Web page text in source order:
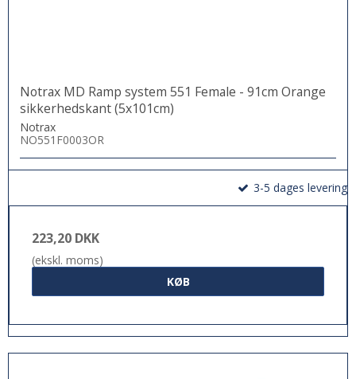
Notrax MD Ramp system 551 Female - 91cm Orange
sikkerhedskant (5x101cm)
Notrax
NO551F0003OR
3-5 dages levering
223,20 DKK
(ekskl. moms)
KØB